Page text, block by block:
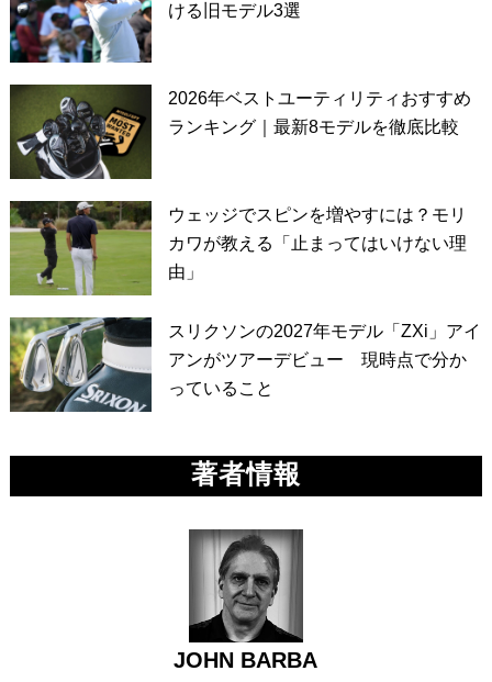
ける旧モデル3選
2026年ベストユーティリティおすすめ
ランキング｜最新8モデルを徹底比較
ウェッジでスピンを増やすには？モリ
カワが教える「止まってはいけない理
由」
スリクソンの2027年モデル「ZXi」アイ
アンがツアーデビュー 現時点で分か
っていること
著者情報
JOHN BARBA